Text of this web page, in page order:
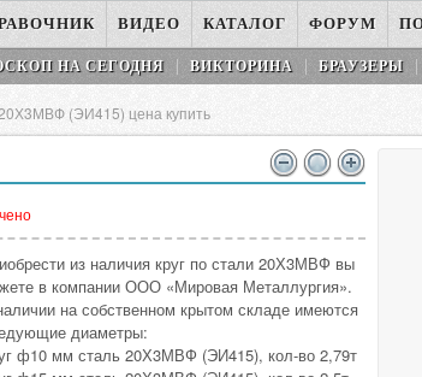
ВИДЕО КАТАЛОГ ФОРУМ
НA СEГОДНЯ ВИКТОРИНА БРАУЗЕРЫ
(ЭИ415) цена купить
из наличия круг по стали 20Х3МВФ вы
в компании ООО «Мировая Металлургия».
на собственном крытом складе имеются
диаметры:
ф10 мм сталь 20Х3МВФ (ЭИ415), кол-во 2,79т